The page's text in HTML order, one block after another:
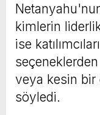
kimlerin
ise
veya kesin bir
söyledi.